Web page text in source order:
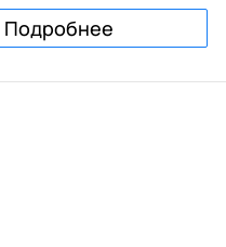
Подробнее